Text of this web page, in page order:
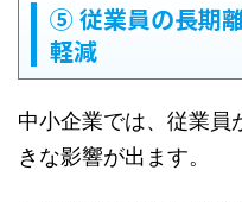
⑤ 従業員の長期
軽減
中小企業では、従業員
きな影響が出ます。